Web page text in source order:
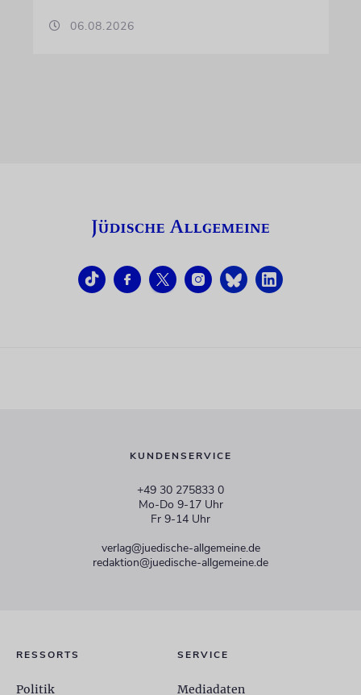
06.08.2026
KUNDENSERVICE
+49 30 275833 0
Mo-Do 9-17 Uhr
Fr 9-14 Uhr
verlag@juedische-allgemeine.de
redaktion@juedische-allgemeine.de
RESSORTS
Politik
SERVICE
Mediadaten